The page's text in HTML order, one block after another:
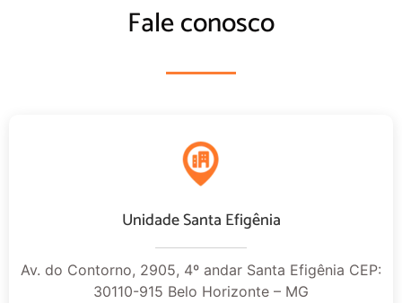
Fale conosco
Unidade Santa Efigênia
Av. do Contorno, 2905, 4º andar Santa Efigênia CEP:
30110-915 Belo Horizonte – MG